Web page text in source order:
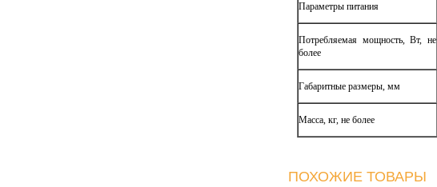
Параметры питания
Потребляемая мощность, Вт, не
более
Габаритные размеры, мм
Масса, кг, не более
ПОХОЖИЕ ТОВАРЫ